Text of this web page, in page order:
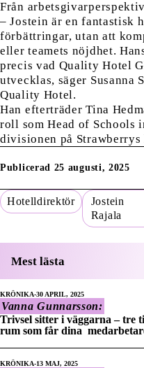
Från
– Jostein är en fantastisk
förbättringar, utan att
eller teamets nöjdhet.
precis vad Quality Hotel
utvecklas, säger Susanna
Quality Hotel.
Han efterträder Tina
roll som Head of Schools
divisionen på
Publicerad 25 augusti, 2025
Hotelldirektör
Jostein
Rajala
Mest lästa
KRÖNIKA 30 APRIL, 2025
Vanna Gunnarsson:
Trivsel sitter i väggarna – tre
rum som får dina
KRÖNIKA 13 MAJ, 2025